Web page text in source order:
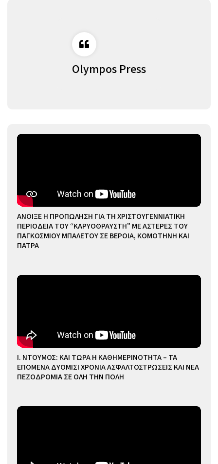
Olympos Press
ΑΝΟΙΞΕ Η ΠΡΟΠΩΛΗΣΗ ΓΙΑ ΤΗ ΧΡΙΣΤΟΥΓΕΝΝΙΑΤΙΚΗ
ΠΕΡΙΟΔΕΙΑ ΤΟΥ “ΚΑΡΥΟΘΡΑΥΣΤΗ” ΜΕ ΑΣΤΕΡΕΣ ΤΟΥ
ΠΑΓΚΟΣΜΙΟΥ ΜΠΑΛΕΤΟΥ ΣΕ ΒΕΡΟΙΑ, ΚΟΜΟΤΗΝΗ ΚΑΙ
ΠΑΤΡΑ
Ι. ΝΤΟΥΜΟΣ: ΚΑΙ ΤΩΡΑ Η ΚΑΘΗΜΕΡΙΝΟΤΗΤΑ – ΤΑ
ΕΠΟΜΕΝΑ ΔΥΟΜΙΣΙ ΧΡΟΝΙΑ ΑΣΦΑΛΤΟΣΤΡΩΣΕΙΣ ΚΑΙ ΝΕΑ
ΠΕΖΟΔΡΟΜΙΑ ΣΕ ΟΛΗ ΤΗΝ ΠΟΛΗ